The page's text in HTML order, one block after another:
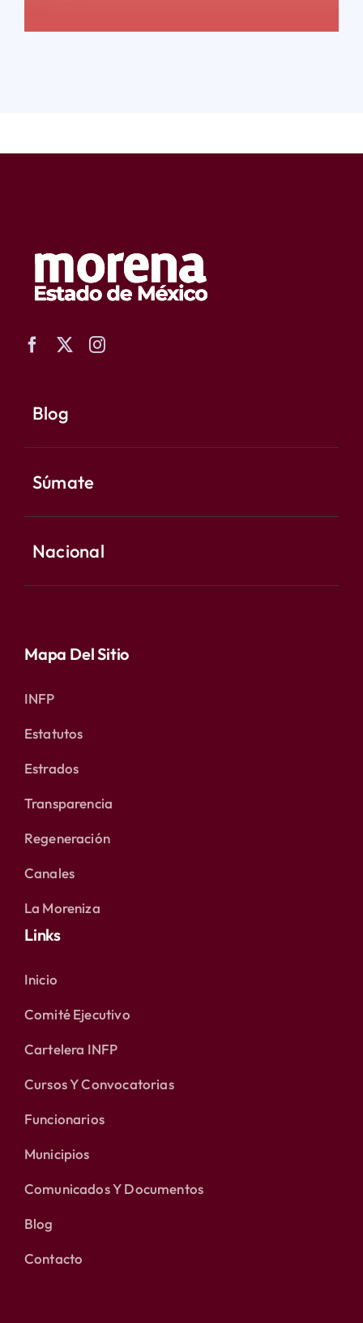
Blog
Súmate
Nacional
Mapa Del Sitio
INFP
Estatutos
Estrados
Transparencia
Regeneración
Canales
La Moreniza
Links
Inicio
Comité Ejecutivo
Cartelera INFP
Cursos Y Convocatorias
Funcionarios
Municipios
Comunicados Y Documentos
Blog
Contacto